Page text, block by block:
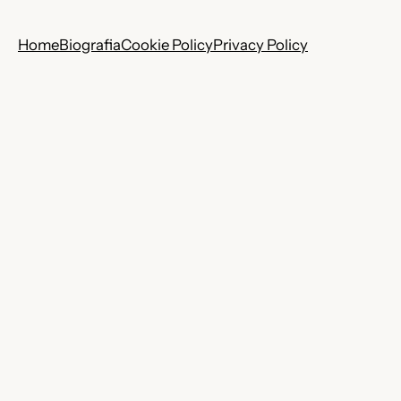
HomeBiografiaCookie PolicyPrivacy Policy